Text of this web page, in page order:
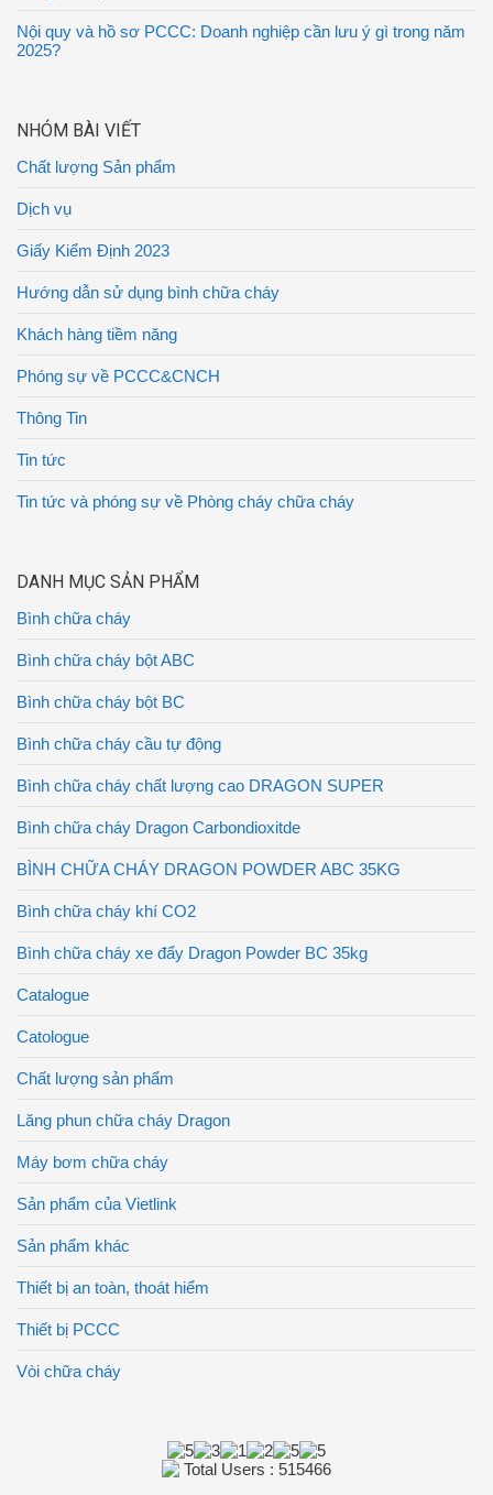
Nội quy và hồ sơ PCCC: Doanh nghiệp cần lưu ý gì trong năm
2025?
NHÓM BÀI VIẾT
Chất lượng Sản phẩm
Dịch vụ
Giấy Kiểm Định 2023
Hướng dẫn sử dụng bình chữa cháy
Khách hàng tiềm năng
Phóng sự về PCCC&CNCH
Thông Tin
Tin tức
Tin tức và phóng sự về Phòng cháy chữa cháy
DANH MỤC SẢN PHẨM
Bình chữa cháy
Bình chữa cháy bột ABC
Bình chữa cháy bột BC
Bình chữa cháy cầu tự động
Bình chữa cháy chất lượng cao DRAGON SUPER
Bình chữa cháy Dragon Carbondioxitde
BÌNH CHỮA CHÁY DRAGON POWDER ABC 35KG
Bình chữa cháy khí CO2
Bình chữa cháy xe đẩy Dragon Powder BC 35kg
Catalogue
Catologue
Chất lượng sản phẩm
Lăng phun chữa cháy Dragon
Máy bơm chữa cháy
Sản phẩm của Vietlink
Sản phẩm khác
Thiết bị an toàn, thoát hiểm
Thiết bị PCCC
Vòi chữa cháy
Total Users : 515466